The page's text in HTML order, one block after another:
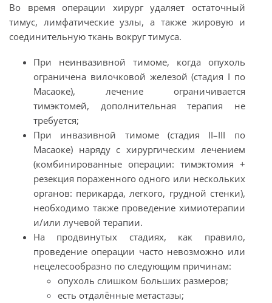
Во время операции хирург удаляет остаточный
тимус, лимфатические узлы, а также жировую и
соединительную ткань вокруг тимуса.
При неинвазивной тимоме, когда опухоль
ограничена вилочковой железой (стадия I по
Масаоке), лечение ограничивается
тимэктомей, дополнительная терапия не
требуется;
При инвазивной тимоме (стадия II–III по
Масаоке) наряду с хирургическим лечением
(комбинированные операции: тимэктомия +
резекция пораженного одного или нескольких
органов: перикарда, легкого, грудной стенки),
необходимо также проведение химиотерапии
и/или лучевой терапии.
На продвинутых стадиях, как правило,
проведение операции часто невозможно или
нецелесообразно по следующим причинам:
опухоль слишком больших размеров;
есть отдалённые метастазы;